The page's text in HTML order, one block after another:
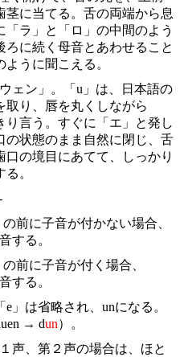
茎に当てる。舌の両端から息
「ラ」と「ロ」の中間のよう
ろに続く母音とあわせること
うに聞こえる。
ウェン」。「u」は、日本語の
取り、唇を丸くしながら
り言う。すぐに「エ」と発し
の状態のまま自然に閉じ、舌
口の境目にあてて、しっかり
る。
の前に子音が付かない場合、
する。
の前に子音が付く場合、
する。
e」は省略され、unになる。
→ dun）。
声、第２声の場合は、ほと